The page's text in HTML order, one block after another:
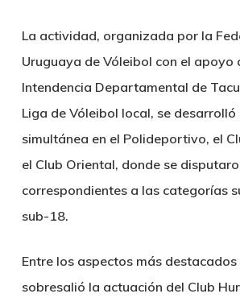
La actividad, organizada por la
Uruguaya de Vóleibol con el apoyo
Intendencia Departamental de
Liga de Vóleibol local, se desarrolló
simultánea en el Polideportivo, el
el Club Oriental, donde se
correspondientes a las categorías
sub-18.
Entre los aspectos más
sobresalió la actuación del Club